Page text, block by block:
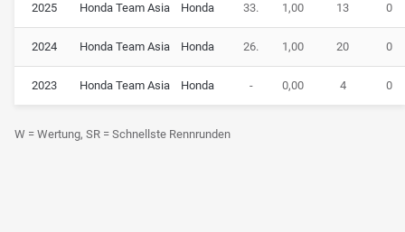
2025 Honda Team Asia Honda 33. 1,00 13 0
2024 Honda Team Asia Honda 26. 1,00 20 0
2023 Honda Team Asia Honda - 0,00 4 0
W = Wertung, SR = Schnellste Rennrunden